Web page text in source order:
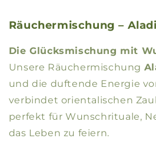
Räuchermischung –
Die Glücksmischung mit
Unsere Räuchermischung
und die duftende Energie
verbindet orientalischen
perfekt für Wunschrituale,
das Leben zu feiern.